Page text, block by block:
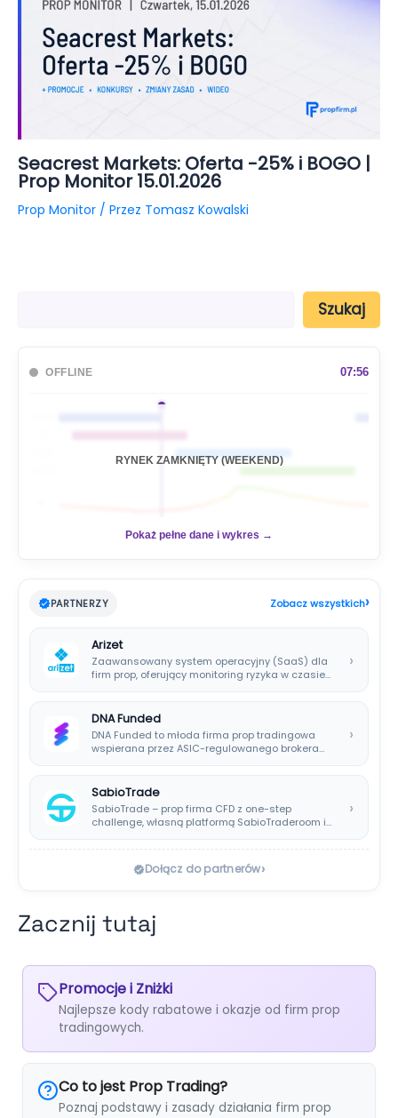
Seacrest Markets: Oferta -25% i BOGO |
Prop Monitor 15.01.2026
Prop Monitor / Przez Tomasz Kowalski
Szukaj
OFFLINE 07:56
RYNEK ZAMKNIĘTY (WEEKEND)
Pokaż pełne dane i wykres →
PARTNERZY Zobacz wszystkich›
Arizet
Zaawansowany system operacyjny (SaaS) dla
firm prop, oferujący monitoring ryzyka w czasie
›
DNA Funded
DNA Funded to młoda firma prop tradingowa
wspierana przez ASIC-regulowanego brokera
›
SabioTrade
SabioTrade – prop firma CFD z one-step
challenge, własną platformą SabioTraderoom i
›
Dołącz do partnerów›
Zacznij tutaj
Promocje i Zniżki
Najlepsze kody rabatowe i okazje od firm prop
tradingowych.
Co to jest Prop Trading?
Poznaj podstawy i zasady działania firm prop